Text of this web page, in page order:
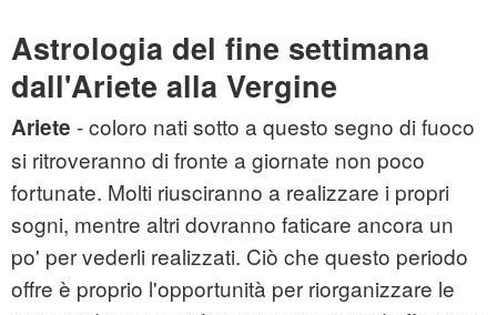
Astrologia del fine settimana
dall'Ariete alla Vergine
Ariete - coloro nati sotto a questo segno di fuoco
si ritroveranno di fronte a giornate non poco
fortunate. Molti riusciranno a realizzare i propri
sogni, mentre altri dovranno faticare ancora un
po' per vederli realizzati. Ciò che questo periodo
offre è proprio l'opportunità per riorganizzare le